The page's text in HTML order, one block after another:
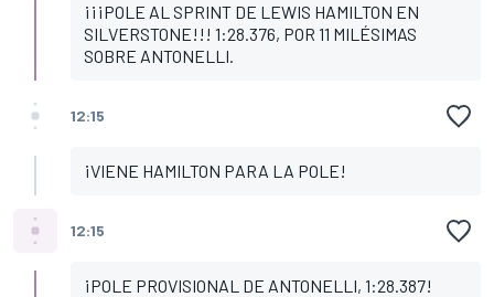
¡¡¡POLE AL SPRINT DE LEWIS HAMILTON EN
SILVERSTONE!!! 1:28.376, POR 11 MILÉSIMAS
SOBRE ANTONELLI.
12:15
¡VIENE HAMILTON PARA LA POLE!
12:15
¡POLE PROVISIONAL DE ANTONELLI, 1:28.387!